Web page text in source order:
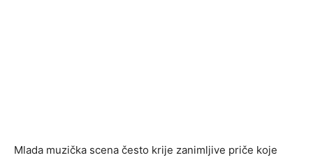
Mlada muzička scena često krije zanimljive priče koje